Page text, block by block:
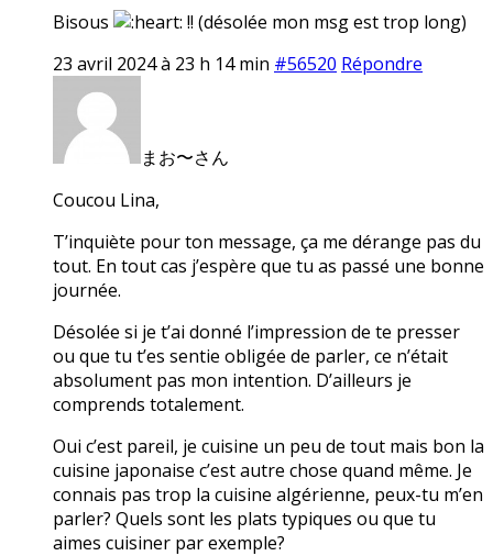
Bisous
!! (désolée mon msg est trop long)
23 avril 2024 à 23 h 14 min #56520 Répondre
まお〜さん
Coucou Lina,
T’inquiète pour ton message, ça me dérange pas du
tout. En tout cas j’espère que tu as passé une bonne
journée.
Désolée si je t’ai donné l’impression de te presser
ou que tu t’es sentie obligée de parler, ce n’était
absolument pas mon intention. D’ailleurs je
comprends totalement.
Oui c’est pareil, je cuisine un peu de tout mais bon la
cuisine japonaise c’est autre chose quand même. Je
connais pas trop la cuisine algérienne, peux-tu m’en
parler? Quels sont les plats typiques ou que tu
aimes cuisiner par exemple?